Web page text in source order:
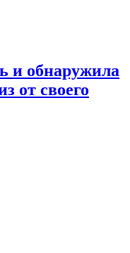
и обнаружила
от своего